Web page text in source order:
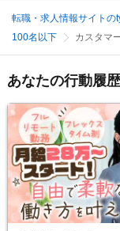
転職・求人情報サイトの
100名以下
カスタマ
あなたの行動履